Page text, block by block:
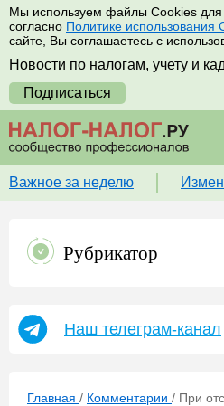
Мы используем файлы Cookies для
согласно Политике использования
сайте, Вы соглашаетесь с
Новости по налогам, учету и
Подписаться
Важное за неделю
Рубрикатор
Наш телеграм-канал
Главная / Комментарии / При